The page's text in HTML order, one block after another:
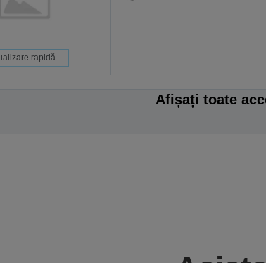
rapidă
Afișați toate